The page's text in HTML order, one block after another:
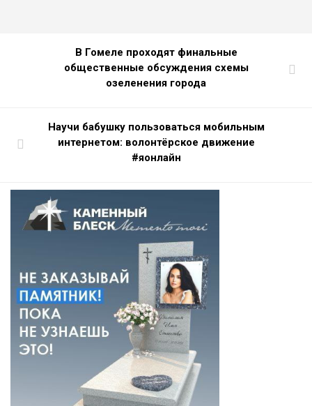
В Гомеле проходят финальные
общественные обсуждения cхемы
озеленения города
Научи бабушку пользоваться мобильным
интернетом: волонтёрское движение
#яонлайн